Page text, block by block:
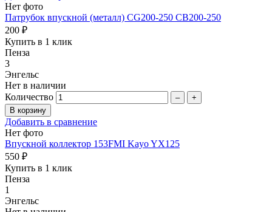
Нет фото
Патрубок впускной (металл) CG200-250 CB200-250
200 ₽
Купить в 1 клик
Пенза
3
Энгельс
Нет в наличии
Количество
– +
Добавить в сравнение
Нет фото
Впускной коллектор 153FMI Kayo YX125
550 ₽
Купить в 1 клик
Пенза
1
Энгельс